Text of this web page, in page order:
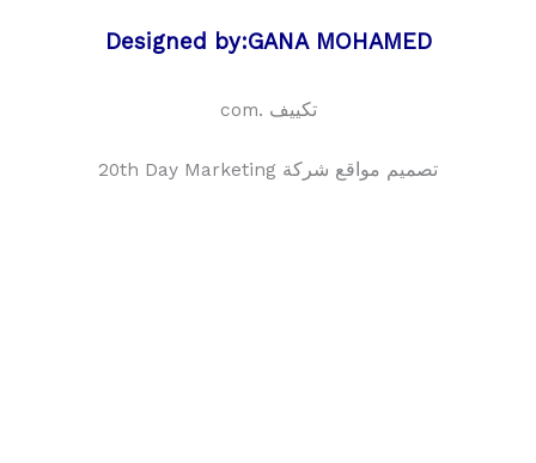
Designed by:GANA MOHAMED
تكييف .com
تصميم مواقع شركة 20th Day Marketing